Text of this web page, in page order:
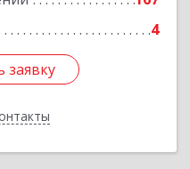
4
заявку
заявку